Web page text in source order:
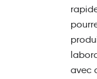
Dentifrices et bains de
Brosses à dents et
avec